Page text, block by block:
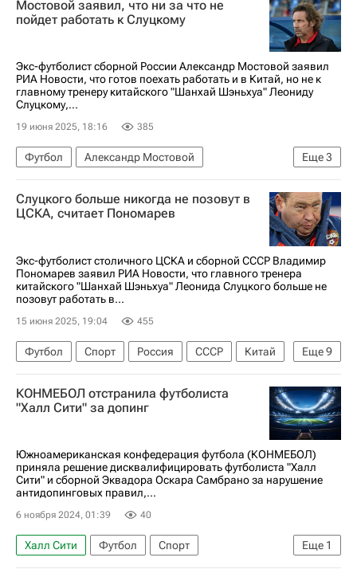
РПЛ 2026-2027 (Чемпионат России по футболу)
Мостовой заявил, что ни за что не
пойдет работать к Слуцкому
Экс-футболист сборной России Александр Мостовой заявил
РИА Новости, что готов поехать работать и в Китай, но не к
главному тренеру китайского "Шанхай Шэньхуа" Леониду
Слуцкому,...
19 июня 2025, 18:16 385
Еще3
Футбол
Александр Мостовой
Шанхай Шэньхуа
Спорт
Леонид Слуцкий (Тренер)
Слуцкого больше никогда не позовут в
ЦСКА, считает Пономарев
Экс-футболист столичного ЦСКА и сборной СССР Владимир
Пономарев заявил РИА Новости, что главного тренера
китайского "Шанхай Шэньхуа" Леонида Слуцкого больше не
позовут работать в...
15 июня 2025, 19:04 455
Еще9
Футбол Спорт Россия СССР
Китай
Леонид Слуцкий (политик)
Марко Николич
Станислав Черчесов
Владимир Пономарев
АЕК (Афины)
Сергей Игнашевич
РПЛ 2026-2027 (Чемпионат России по футболу)
КОНМЕБОЛ отстранила футболиста
"Халл Сити" за допинг
Южноамериканская конфедерация футбола (КОНМЕБОЛ)
приняла решение дисквалифицировать футболиста "Халл
Сити" и сборной Эквадора Оскара Самбрано за нарушение
антидопинговых правил,...
6 ноября 2024, 01:39 40
Еще 1
Халл Сити Футбол
Спорт
Спортивный арбитражный суд (CAS)